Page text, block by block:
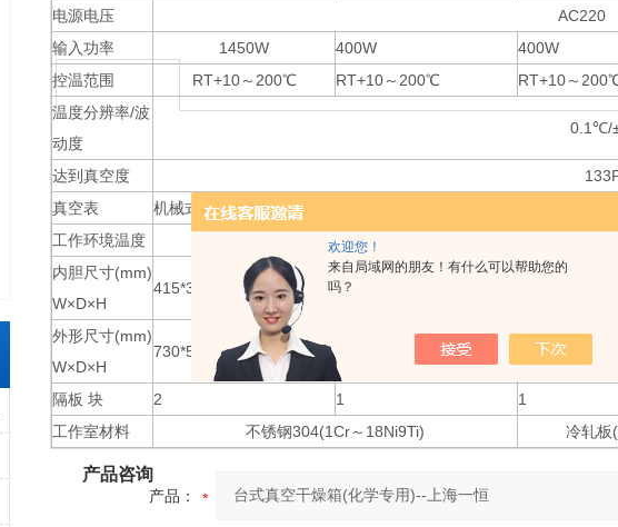
欢迎您！
来自局域网的朋友！有什么可以帮助您的
吗？
电源电压
AC220
输入功率
1450W 400W 400W
控温范围
RT+10～200℃ RT+10～200℃ RT+10～
温度分辨率/波
动度
0.1℃/
达到真空度
真空表
机械式指针
工作环境温度
RT+5
内胆尺寸(mm)
W×D×H
415*370*345 220*210*220
外形尺寸(mm)
W×D×H
730*560*550 605*490*450
隔板 块
2 1 1
工作室材料
不锈钢304(1Cr～18Ni9Ti) 冷轧板
产品咨询
产品：